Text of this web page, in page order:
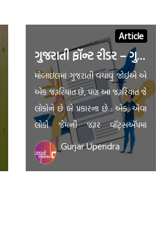
Article
ગુજરાતી ફૉન્ટ રીડર – ગુજરાતીલેક્સિકનની વિશેષ પ્રસ્તુતિ
મોબાઇલમાં ગુજરાતી વંચાવું જોઈએ એ
એક જરૂરિયાત છે, પણ આ જરૂરિયાત જે
લોકોને છે બે પ્રકારના છે : એક, એવા
લોકો જેમની જરૂર વૉટ્સઍપમાં
આવેલા ગુજરાતી મેસેજિસ વાંચવા
પૂરતી હોય. લોકો સ્માર્ટફોનના જૂના
જોગી હોય અને સ્માર્ટફોન ખરીદતી
Gurjar Upendra